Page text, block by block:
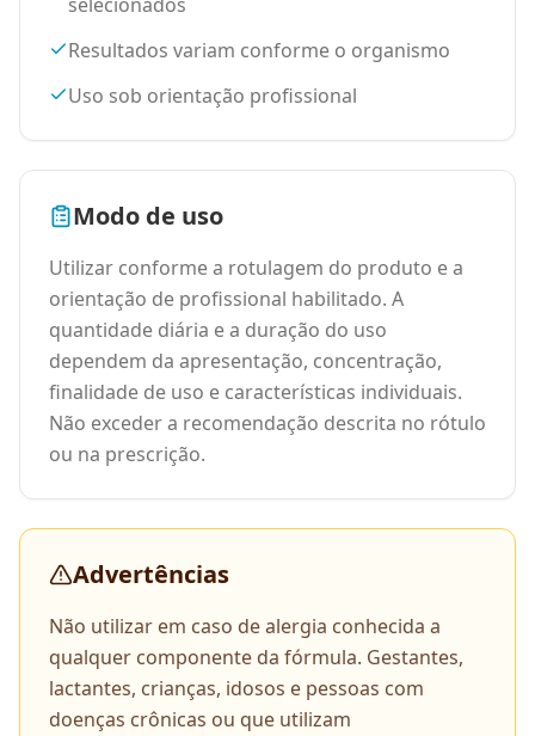
Resultados variam conforme o organismo
Uso sob orientação profissional
Modo de uso
Utilizar conforme a rotulagem do produto e a
orientação de profissional habilitado. A
quantidade diária e a duração do uso
dependem da apresentação, concentração,
finalidade de uso e características individuais.
Não exceder a recomendação descrita no rótulo
ou na prescrição.
Advertências
Não utilizar em caso de alergia conhecida a
qualquer componente da fórmula. Gestantes,
lactantes, crianças, idosos e pessoas com
doenças crônicas ou que utilizam